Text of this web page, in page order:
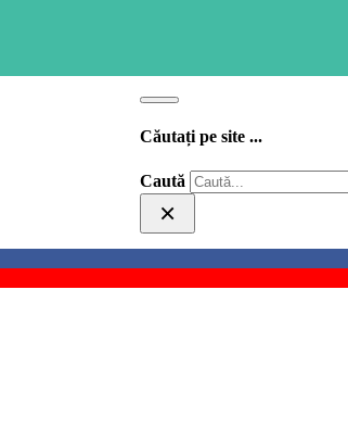
Căutați pe site ...
Caută
×